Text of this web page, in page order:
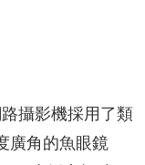
攝影機採用了類
廣角的魚眼鏡